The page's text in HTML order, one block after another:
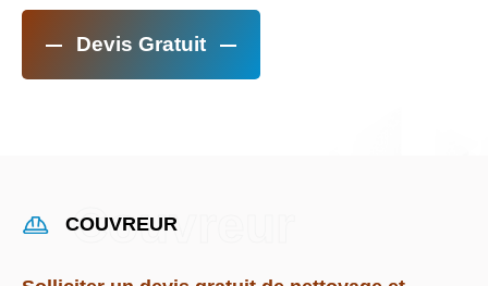
Devis Gratuit
COUVREUR